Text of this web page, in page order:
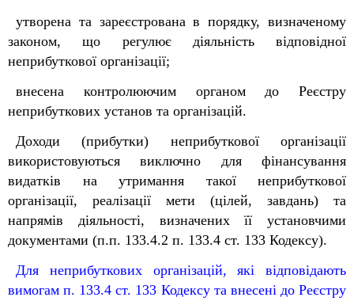
утворена та зареєстрована в порядку, визначеному
законом, що регулює діяльність відповідної
неприбуткової організації;
внесена контролюючим органом до Реєстру
неприбуткових установ та організацій.
Доходи (прибутки) неприбуткової організації
використовуються виключно для фінансування
видатків на утримання такої неприбуткової
організації, реалізації мети (цілей, завдань) та
напрямів діяльності, визначених її установчими
документами (п.п. 133.4.2 п. 133.4 ст. 133 Кодексу).
Для неприбуткових організацій, які відповідають
вимогам п. 133.4 ст. 133 Кодексу та внесені до Реєстру